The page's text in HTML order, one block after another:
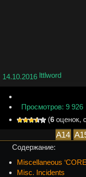
14.10.2016 lttlword
Просмотров: 9 926
(6 оценок,
A14
Содержание:
Miscellaneous
Misc. Incidents